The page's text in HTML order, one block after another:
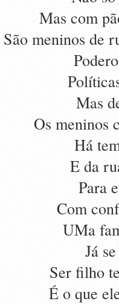
Mas com
São meninos de
Mas
Os meninos
Há
E da
Para
Com
UMa
Já
Ser filho
É o que